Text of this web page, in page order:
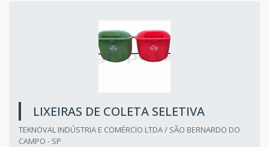
LIXEIRAS DE COLETA SELETIVA
TEKNOVAL INDÚSTRIA E COMÉRCIO LTDA / SÃO BERNARDO DO
CAMPO - SP